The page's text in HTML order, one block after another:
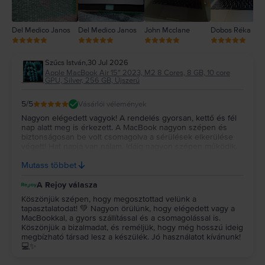
Del Medico Janos Del Medico Janos John Mcclane Dobos Réka
Szűcs István,30 Jul 2026
Apple MacBook Air 15″ 2023, M2 8 Cores, 8 GB, 10 core
GPU, Silver, 256 GB, Újszerű
5/5 Vásárlói vélemények
Nagyon elégedett vagyok! A rendelés gyorsan, kettő és fél
nap alatt meg is érkezett. A MacBook nagyon szépen és
biztonságosan be volt csomagolva a sérülések elkerülése
Remélem még nagyon sokáig jól fog működni! Köszönöm!!!
Mutass többet
A Rejoy válasza
Köszönjük szépen, hogy megosztottad velünk a
tapasztalatodat! 💚 Nagyon örülünk, hogy elégedett vagy a
MacBookkal, a gyors szállítással és a csomagolással is.
Köszönjük a bizalmadat, és reméljük, hogy még hosszú ideig
megbízható társad lesz a készülék. Jó használatot kívánunk!
💻✨